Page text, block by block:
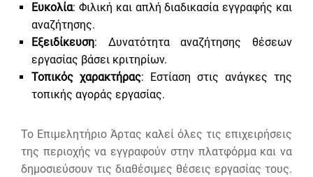
Ευκολία: Φιλική και απλή διαδικασία εγγραφής και
αναζήτησης.
Εξειδίκευση: Δυνατότητα αναζήτησης θέσεων
εργασίας βάσει κριτηρίων.
Τοπικός χαρακτήρας: Εστίαση στις ανάγκες της
τοπικής αγοράς εργασίας.
Το Επιμελητήριο Άρτας καλεί όλες τις επιχειρήσεις
της περιοχής να εγγραφούν στην πλατφόρμα και να
δημοσιεύσουν τις διαθέσιμες θέσεις εργασίας τους.